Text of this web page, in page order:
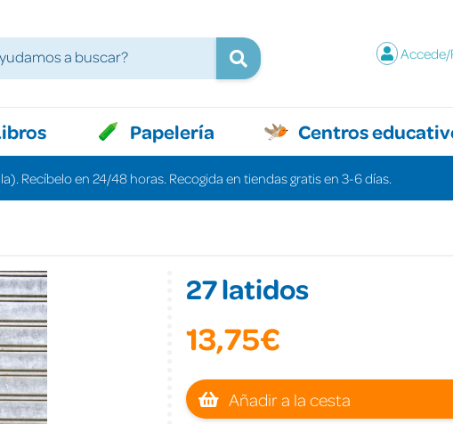
Accede/
Papelería Centros
Recíbelo en 24/48 horas. Recogida en tiendas gratis en 3-6 días.
27 latidos
13,75€
Añadir a la cesta